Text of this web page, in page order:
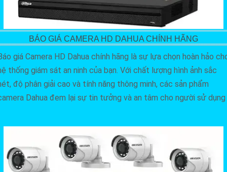
BÁO GIÁ CAMERA HD DAHUA CHÍNH HÃNG
giá Camera HD Dahua chính hãng là sự lựa chọn hoàn hảo
thống giám sát an ninh của bạn. Với chất lượng hình ảnh sắc
độ phân giải cao và tính năng thông minh, các sản phẩm
Dahua đem lại sự tin tưởng và an tâm cho người sử dụng